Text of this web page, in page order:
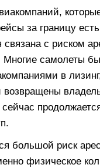
за границу
связана с риском
Многие самолеты
в
возвращены
большой риск
физическое